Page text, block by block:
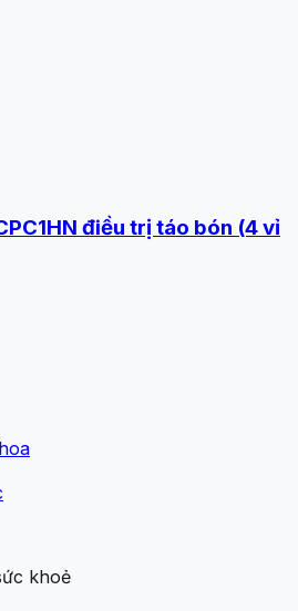
điều trị táo bón (4 vỉ
khoẻ